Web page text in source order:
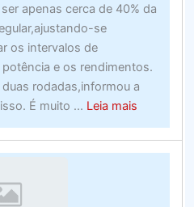
apenas cerca de 40% da
se
os intervalos de
e os rendimentos.
rodadas,informou a
É muito ... Leia maisabout
Ainda
assim,